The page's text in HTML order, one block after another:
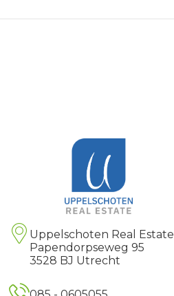
Uppelschoten Real Estate
Papendorpseweg 95
3528 BJ Utrecht